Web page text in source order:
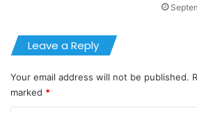
Leave a Reply
Your email address will not be published.
marked *